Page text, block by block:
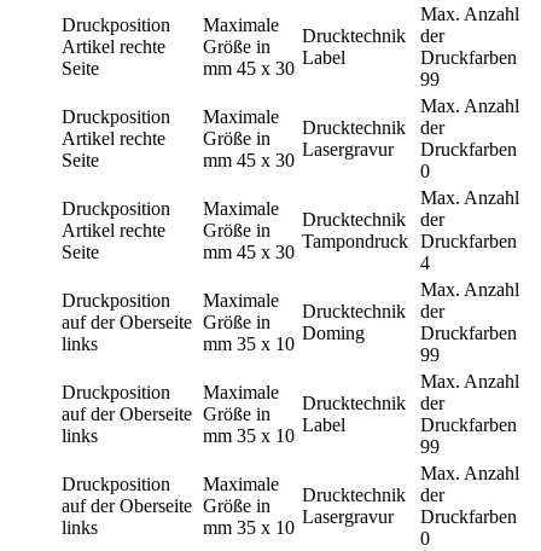
Druckposition
Artikel rechte
Seite
Maximale
Größe in
mm 45 x 30
Drucktechnik
Label
Max. Anzahl
der
Druckfarben
99
Druckposition
Artikel rechte
Seite
Maximale
Größe in
mm 45 x 30
Drucktechnik
Lasergravur
Max. Anzahl
der
Druckfarben
0
Druckposition
Artikel rechte
Seite
Maximale
Größe in
mm 45 x 30
Drucktechnik
Tampondruck
Max. Anzahl
der
Druckfarben
4
Druckposition
auf der Oberseite
links
Maximale
Größe in
mm 35 x 10
Drucktechnik
Doming
Max. Anzahl
der
Druckfarben
99
Druckposition
auf der Oberseite
links
Maximale
Größe in
mm 35 x 10
Drucktechnik
Label
Max. Anzahl
der
Druckfarben
99
Druckposition
auf der Oberseite
links
Maximale
Größe in
mm 35 x 10
Drucktechnik
Lasergravur
Max. Anzahl
der
Druckfarben
0